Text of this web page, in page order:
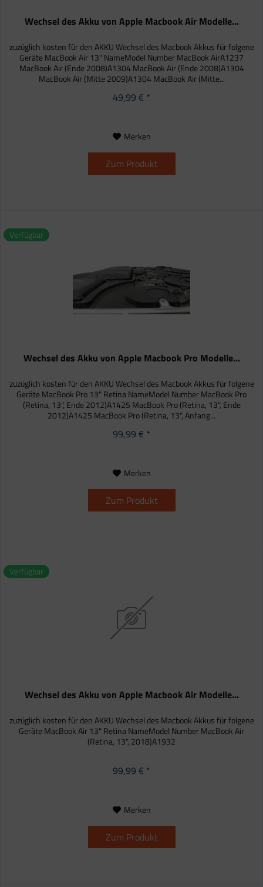
Wechsel des Akku von Apple Macbook Air Modelle...
zuzüglich kosten für den AKKU Wechsel des Macbook Akkus für folgene
Geräte MacBook Air 13" NameModel Number MacBook AirA1237
MacBook Air (Ende 2008)A1304 MacBook Air (Ende 2008)A1304
MacBook Air (Mitte 2009)A1304 MacBook Air (Mitte...
49,99 € *
Merken
Zum Produkt
Verfügbar
Wechsel des Akku von Apple Macbook Pro Modelle...
zuzüglich kosten für den AKKU Wechsel des Macbook Akkus für folgene
Geräte MacBook Pro 13" Retina NameModel Number MacBook Pro
(Retina, 13", Ende 2012)A1425 MacBook Pro (Retina, 13", Ende
2012)A1425 MacBook Pro (Retina, 13", Anfang...
99,99 € *
Merken
Zum Produkt
Verfügbar
Wechsel des Akku von Apple Macbook Air Modelle...
zuzüglich kosten für den AKKU Wechsel des Macbook Akkus für folgene
Geräte MacBook Air 13" Retina NameModel Number MacBook Air
(Retina, 13", 2018)A1932
99,99 € *
Merken
Zum Produkt